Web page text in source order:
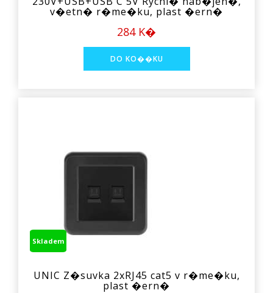
v�etn� r�me�ku, plast �ern�
284 K�
Skladem
UNIC Z�suvka 2xRJ45 cat5 v r�me�ku,
plast �ern�